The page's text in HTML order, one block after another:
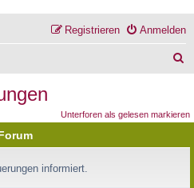
Anmelden
Registrieren
e
Unterforen als gelesen markieren
informiert.